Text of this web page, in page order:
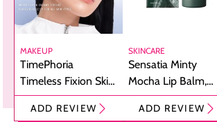
MAKEUP
TimePhoria
Timeless Fixion Skin
Tint Stick,
Foundation dan
ADD REVIEW
SKINCARE
Sensatia Minty
Mocha Lip Balm,
Pelembap Bibir
dengan Aroma
ADD REVIEW